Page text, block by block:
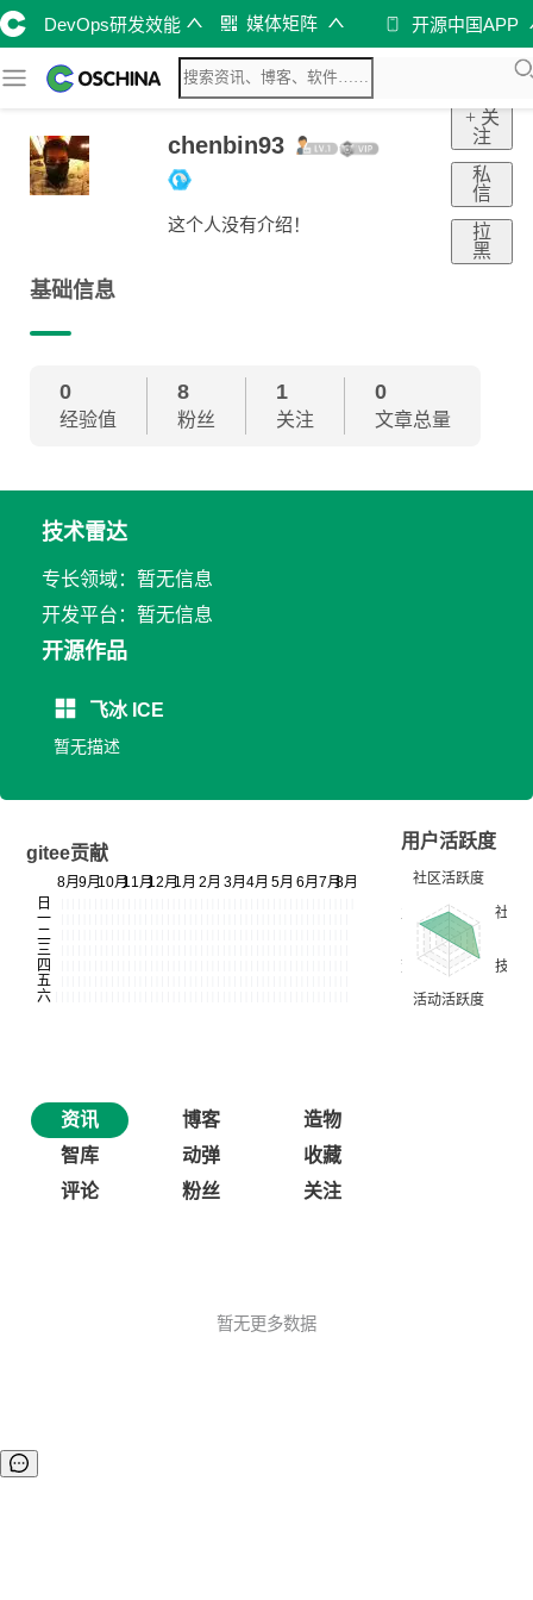
DevOps研发效能 媒体矩阵 开源中国APP
chenbin93
这个人没有介绍！
+ 关
注
私
信
拉
黑
基础信息
0
经验值
8
粉丝
1
关注
0
文章总量
技术雷达
专长领域：暂无信息
开发平台：暂无信息
开源作品
飞冰 ICE
暂无描述
gitee贡献
用户活跃度
资讯 博客
造物
智库
动弹
收藏
评论
粉丝 关注
暂无更多数据